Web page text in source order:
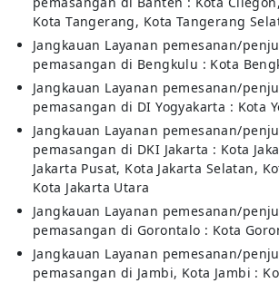
Kota Tangerang, Kota Tangerang
Jangkauan Layanan pemesanan/
pemasangan di Bengkulu : Kota
Jangkauan Layanan pemesanan/
pemasangan di DI Yogyakarta : Kota
Jangkauan Layanan pemesanan/
pemasangan di DKI Jakarta : Kota
Jakarta Pusat, Kota Jakarta Selatan,
Kota Jakarta Utara
Jangkauan Layanan pemesanan/
pemasangan di Gorontalo : Kota
Jangkauan Layanan pemesanan/
pemasangan di Jambi, Kota Jambi :